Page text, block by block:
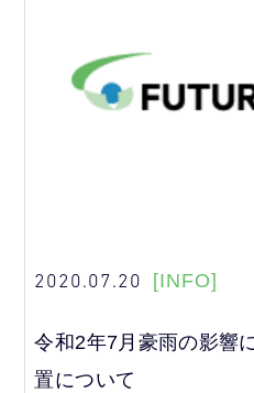
2020.07.20 [INFO]
令和2年7月豪雨の影響
置について